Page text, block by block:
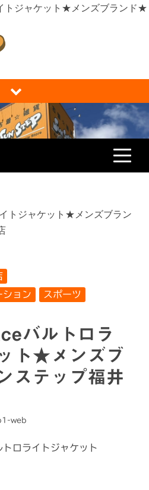
トジャケット★メンズブランド★
販売 サンステップ [
STORE ]
テップへ。メンズ・レディース衣
時計・家具・家電・ホビー・雑
トジャケット★メンズブラン
ション
スポーツ
バルトロラ
ト★メンズブ
ステップ福井
web
ロライトジャケット